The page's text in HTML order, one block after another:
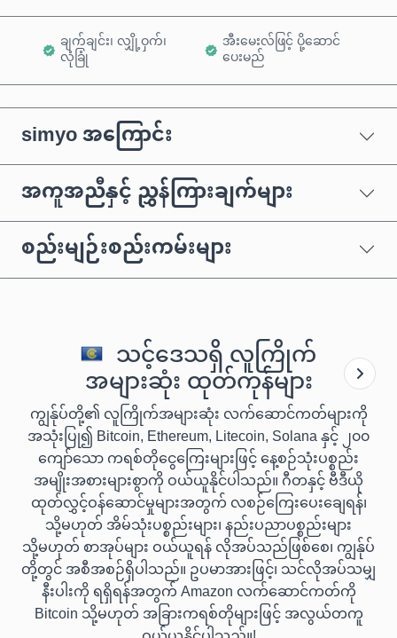
ချက်ချင်း၊ လျှို့ဝှက်၊
လုံခြုံ
အီးမေးလ်ဖြင့် ပို့ဆောင်
ပေးမည်
simyo အကြောင်း
အကူအညီနှင့် ညွှန်ကြားချက်များ
စည်းမျဉ်းစည်းကမ်းများ
သင့်ဒေသရှိ လူကြိုက်
အများဆုံး ထုတ်ကုန်များ
ကျွန်ုပ်တို့၏ လူကြိုက်အများဆုံး လက်ဆောင်ကတ်များကို
အသုံးပြု၍ Bitcoin, Ethereum, Litecoin, Solana နှင့် ၂၀၀
ကျော်သော ကရစ်တိုငွေကြေးများဖြင့် နေ့စဉ်သုံးပစ္စည်း
အမျိုးအစားများစွာကို ဝယ်ယူနိုင်ပါသည်။ ဂီတနှင့် ဗီဒီယို
ထုတ်လွှင့်ဝန်ဆောင်မှုများအတွက် လစဉ်ကြေးပေးချေရန်၊
သို့မဟုတ် အိမ်သုံးပစ္စည်းများ၊ နည်းပညာပစ္စည်းများ
သို့မဟုတ် စာအုပ်များ ဝယ်ယူရန် လိုအပ်သည်ဖြစ်စေ၊ ကျွန်ုပ်
တို့တွင် အစီအစဉ်ရှိပါသည်။ ဥပမာအားဖြင့်၊ သင်လိုအပ်သမျှ
နီးပါးကို ရရှိရန်အတွက် Amazon လက်ဆောင်ကတ်ကို
Bitcoin သို့မဟုတ် အခြားကရစ်တိုများဖြင့် အလွယ်တကူ